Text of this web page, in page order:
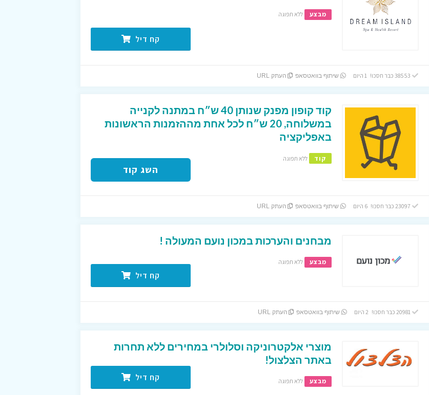
מבצע ללא תפוגה
קח דיל
שיתוף בוואטסאפ העתק URL
קוד קופון מפנק שנותן 40 ש״ח במתנה לקנייה
במשלוחה, 20 ש״ח לכל אחת מההזמנות הראשונות
באפליקציה
קוד ללא תפוגה
השג קוד
שיתוף בוואטסאפ העתק URL
מבחנים והערכות במכון נועם המעולה !
מבצע ללא תפוגה
קח דיל
20981 כבר חסכו! 2 היום שיתוף בוואטסאפ העתק URL
מוצרי אלקטרוניקה וסלולרי במחירים ללא תחרות
באתר הצלצול!
מבצע ללא תפוגה קח דיל